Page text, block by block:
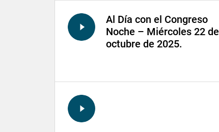
Al Día con el Congreso
Noche – Miércoles 22 de
octubre de 2025.